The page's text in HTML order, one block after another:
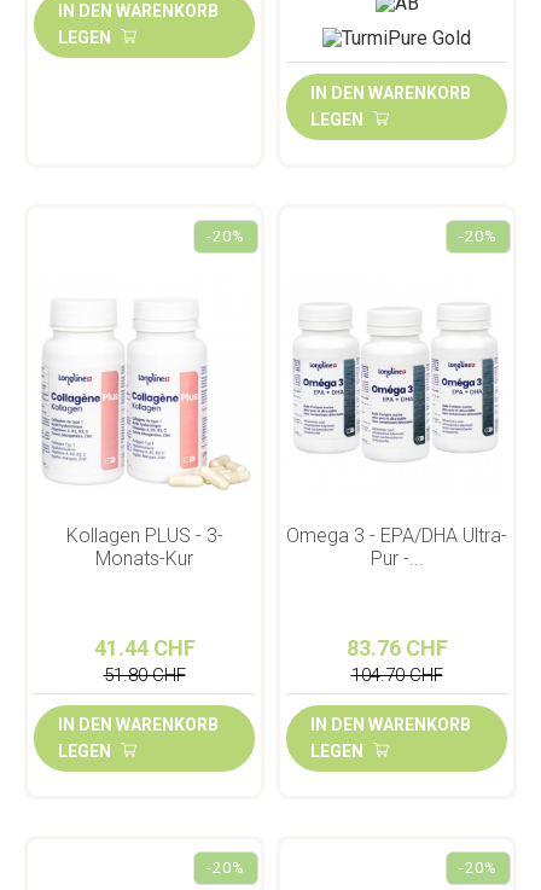
IN DEN WARENKORB
LEGEN
IN DEN WARENKORB
LEGEN
-20%
Kollagen PLUS - 3-
Monats-Kur
41.44 CHF
51.80 CHF
IN DEN WARENKORB
LEGEN
-20%
Omega 3 - EPA/DHA Ultra-
Pur -...
83.76 CHF
104.70 CHF
IN DEN WARENKORB
LEGEN
-20% -20%